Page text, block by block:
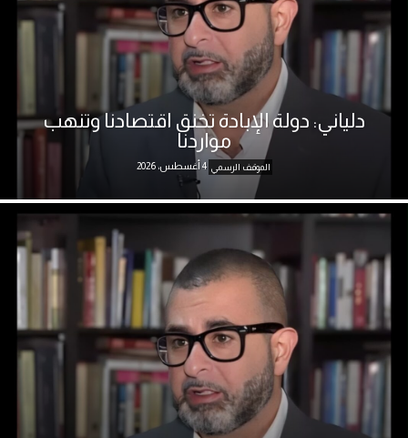
دلياني: دولة الإبادة تخنق اقتصادنا وتنهب
مواردنا
الموقف الرسمي 4 أغسطس، 2026